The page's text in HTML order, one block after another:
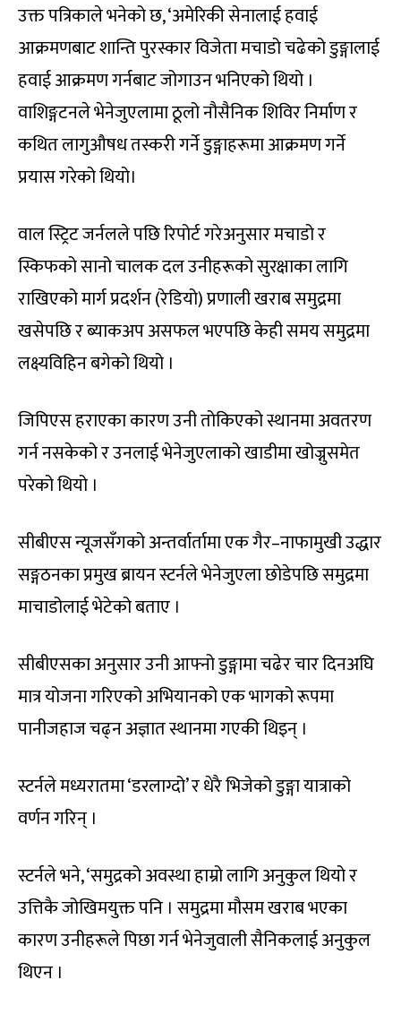
उक्त पत्रिकाले भनेको छ, ‘अमेरिकी सेनालाई हवाई
आक्रमणबाट शान्ति पुरस्कार विजेता मचाडो चढेको डुङ्गालाई
हवाई आक्रमण गर्नबाट जोगाउन भनिएको थियो ।
वाशिङ्गटनले भेनेजुएलामा ठूलो नौसैनिक शिविर निर्माण र
कथित लागुऔषध तस्करी गर्ने डुङ्गाहरूमा आक्रमण गर्ने
प्रयास गरेको थियो।
वाल स्ट्रिट जर्नलले पछि रिपोर्ट गरेअनुसार मचाडो र
स्किफको सानो चालक दल उनीहरूको सुरक्षाका लागि
राखिएको मार्ग प्रदर्शन (रेडियो) प्रणाली खराब समुद्रमा
खसेपछि र ब्याकअप असफल भएपछि केही समय समुद्रमा
लक्ष्यविहिन बगेको थियो ।
जिपिएस हराएका कारण उनी तोकिएको स्थानमा अवतरण
गर्न नसकेको र उनलाई भेनेजुएलाको खाडीमा खोज्नुसमेत
परेको थियो ।
सीबीएस न्यूजसँगको अन्तर्वार्तामा एक गैर–नाफामुखी उद्धार
सङ्गठनका प्रमुख ब्रायन स्टर्नले भेनेजुएला छोडेपछि समुद्रमा
माचाडोलाई भेटेको बताए ।
सीबीएसका अनुसार उनी आफ्नो डुङ्गामा चढेर चार दिनअघि
मात्र योजना गरिएको अभियानको एक भागको रूपमा
पानीजहाज चढ्न अज्ञात स्थानमा गएकी थिइन् ।
स्टर्नले मध्यरातमा ‘डरलाग्दो’ र धेरै भिजेको डुङ्गा यात्राको
वर्णन गरिन् ।
स्टर्नले भने, ‘समुद्रको अवस्था हाम्रो लागि अनुकुल थियो र
उत्तिकै जोखिमयुक्त पनि । समुद्रमा मौसम खराब भएका
कारण उनीहरूले पिछा गर्न भेनेजुवाली सैनिकलाई अनुकुल
थिएन ।